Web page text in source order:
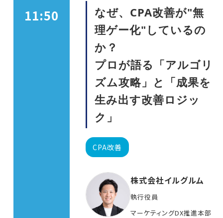
11:50
なぜ、CPA改善が"無
理ゲー化"しているの
か？
プロが語る「アルゴリ
ズム攻略」と「成果を
生み出す改善ロジッ
ク」
CPA改善
株式会社イルグルム
執行役員
マーケティングDX推進本部